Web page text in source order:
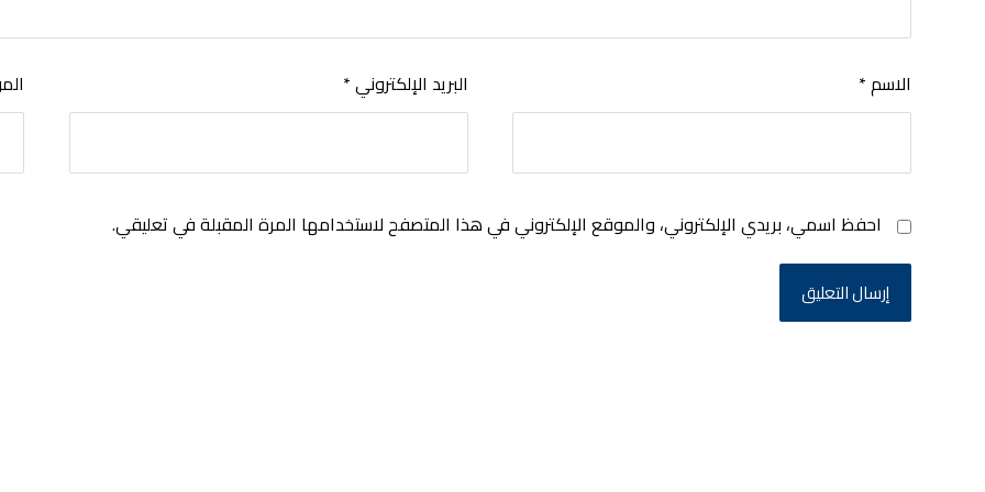
الاسم* البريد الإلكتروني*
احفظ اسمي، بريدي الإلكتروني، والموقع الإلكتروني في هذا المتصفح لاستخدامها المرة المقبلة في تعليقي.
إرسال التعليق